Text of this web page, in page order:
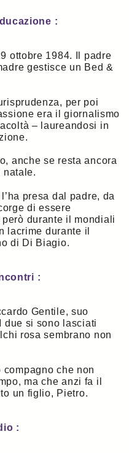
:
ottobre 1984. Il padre
gestisce un Bed &
per poi
era il giornalismo
– laureandosi in
anche se resta ancora
natale.
presa dal padre, da
di essere
durante il mondiali
lacrime durante il
di Di Biagio.
:
Gentile, suo
due si sono lasciati
rosa sembrano non
che non
ma che anzi fa il
un figlio, Pietro.
: